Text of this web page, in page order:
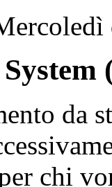
da
chi